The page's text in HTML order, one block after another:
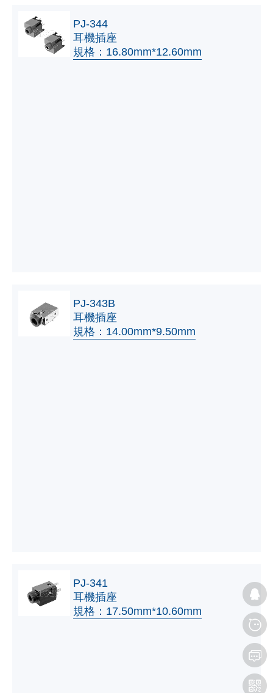
PJ-344
耳機插座
規格：16.80mm*12.60mm
PJ-343B
耳機插座
規格：14.00mm*9.50mm
PJ-341
耳機插座
規格：17.50mm*10.60mm